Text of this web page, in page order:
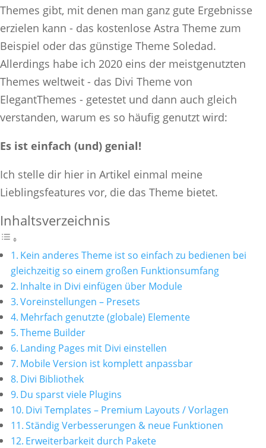
Themes gibt, mit denen man ganz gute Ergebnisse
erzielen kann - das kostenlose Astra Theme zum
Beispiel oder das günstige Theme Soledad.
Allerdings habe ich 2020 eins der meistgenutzten
Themes weltweit - das Divi Theme von
ElegantThemes - getestet und dann auch gleich
verstanden, warum es so häufig genutzt wird:
Es ist einfach (und) genial!
Ich stelle dir hier in Artikel einmal meine
Lieblingsfeatures vor, die das Theme bietet.
Inhaltsverzeichnis
Kein anderes Theme ist so einfach zu bedienen bei
gleichzeitig so einem großen Funktionsumfang
Inhalte in Divi einfügen über Module
Voreinstellungen – Presets
Mehrfach genutzte (globale) Elemente
Theme Builder
Landing Pages mit Divi einstellen
Mobile Version ist komplett anpassbar
Divi Bibliothek
Du sparst viele Plugins
Divi Templates – Premium Layouts / Vorlagen
Ständig Verbesserungen & neue Funktionen
Erweiterbarkeit durch Pakete